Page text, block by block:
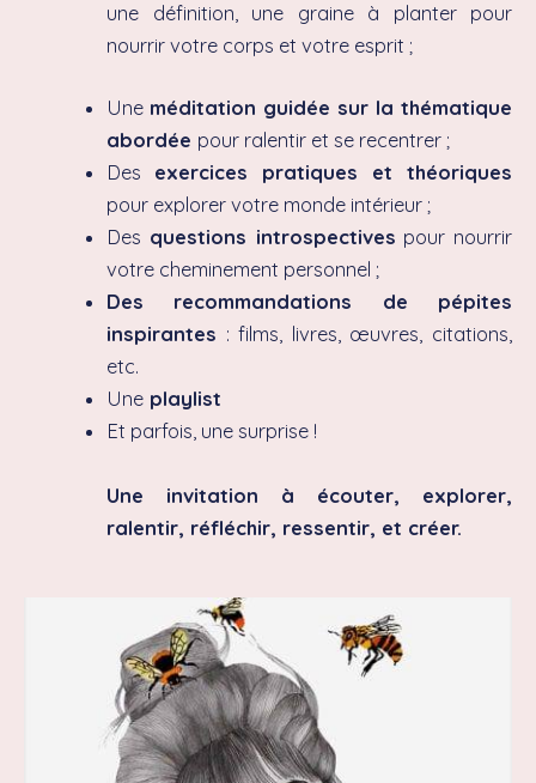
une définition, une graine à planter pour
nourrir votre corps et votre esprit ;
Une méditation guidée sur la thématique
abordée pour ralentir et se recentrer ;
Des exercices pratiques et théoriques
pour explorer votre monde intérieur ;
Des questions introspectives pour nourrir
votre cheminement personnel ;
Des recommandations de pépites
inspirantes : films, livres, œuvres, citations,
etc.
Une playlist
Et parfois, une surprise !
Une invitation à écouter, explorer,
ralentir, réfléchir, ressentir, et créer.